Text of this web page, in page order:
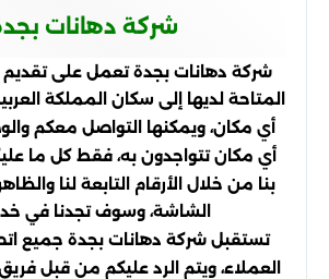
شركة دهانات
شركة دهانات بجدة تعمل على تقديم
المتاحة لديها إلى سكان المملكة
أي مكان، ويمكنها التواصل معكم
أي مكان تتواجدون به، فقط كل ما
بنا من خلال الأرقام التابعة لنا
الشاشة، وسوف تجدنا في
تستقبل شركة دهانات بجدة جميع
العملاء، ويتم الرد عليكم من قبل